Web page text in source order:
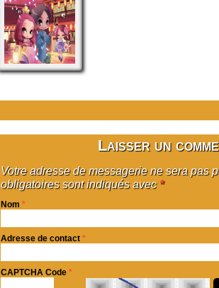
Laisser un
Votre adresse de messagerie ne sera pas
obligatoires sont indiqués avec *
Nom *
Adresse de contact *
CAPTCHA Code *